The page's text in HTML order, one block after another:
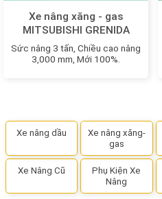
Xe nâng xăng - gas
MITSUBISHI GRENIDA
FG30N MỚI 100%
Sức nâng 3 tấn, Chiều cao nâng
3,000 mm, Mới 100%.
Xe nâng dầu
Xe nâng xăng-
gas
Xe Nâng Cũ
Phụ Kiện Xe
Nâng